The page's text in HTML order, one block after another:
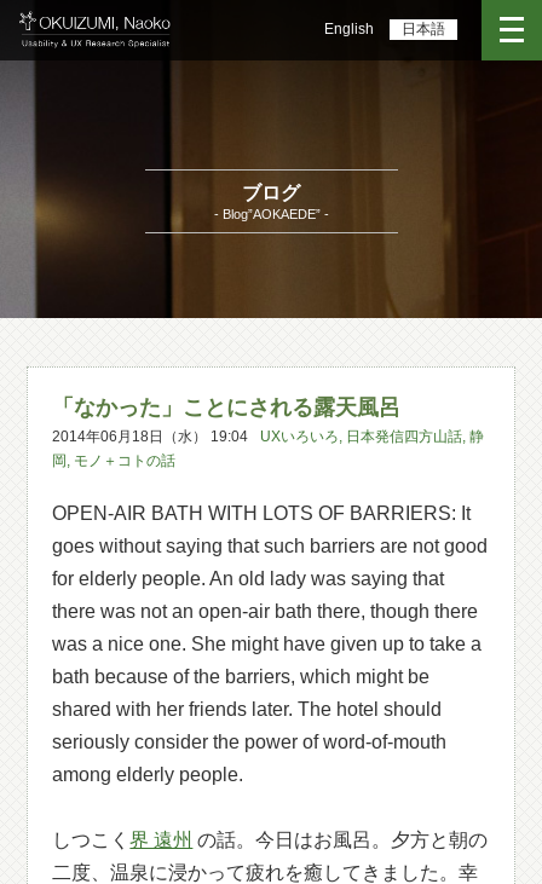
English 日本語
ブログ
- Blog”AOKAEDE” -
「なかった」ことにされる露天風呂
2014年06月18日（水） 19:04 UXいろいろ, 日本発信四方山話,静
岡 , モノ＋コトの話
OPEN-AIR BATH WITH LOTS OF BARRIERS: It
goes without saying that such barriers are not good
for elderly people. An old lady was saying that
there was not an open-air bath there, though there
was a nice one. She might have given up to take a
bath because of the barriers, which might be
shared with her friends later. The hotel should
seriously consider the power of word-of-mouth
among elderly people.
しつこく界 遠州 の話。今日はお風呂。夕方と朝の
二度、温泉に浸かって疲れを癒してきました。幸